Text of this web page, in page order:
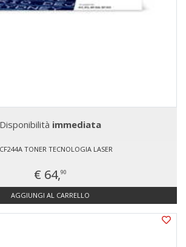
Disponibilità immediata
TONER TECNOLOGIA LASER
€ 64,90
AGGIUNGI AL CARRELLO